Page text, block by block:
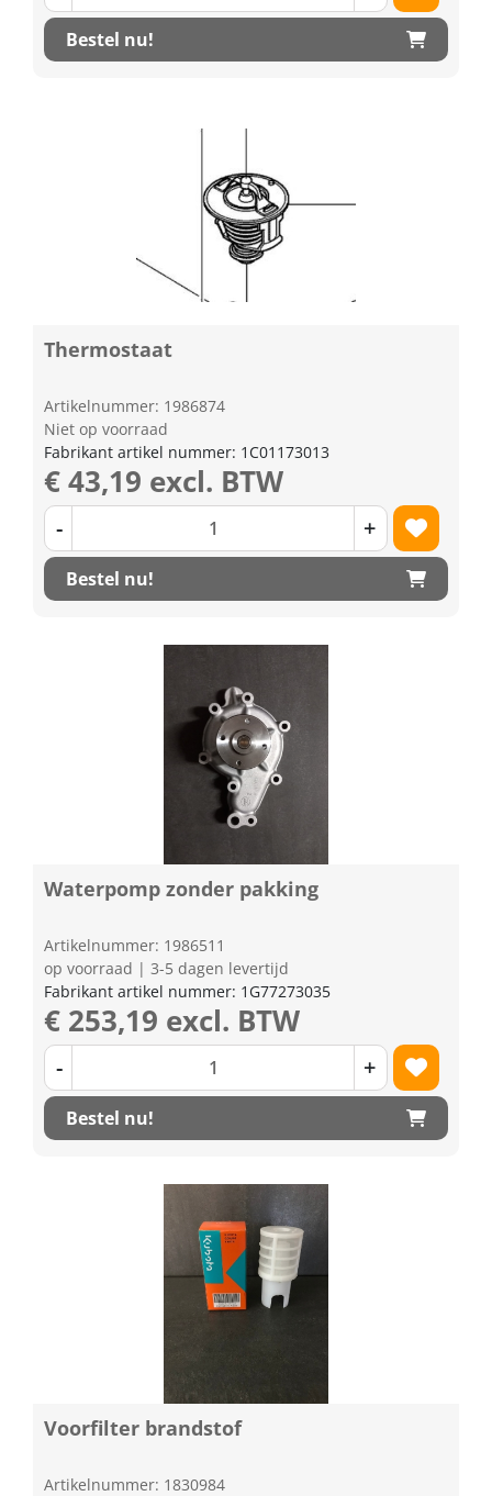
Bestel nu!
Thermostaat
Artikelnummer: 1986874
Niet op voorraad
Fabrikant artikel nummer: 1C01173013
€ 43,19 excl. BTW
- +
Bestel nu!
Waterpomp zonder pakking
Artikelnummer: 1986511
op voorraad | 3-5 dagen levertijd
Fabrikant artikel nummer: 1G77273035
€ 253,19 excl. BTW
- +
Bestel nu!
Voorfilter brandstof
Artikelnummer: 1830984